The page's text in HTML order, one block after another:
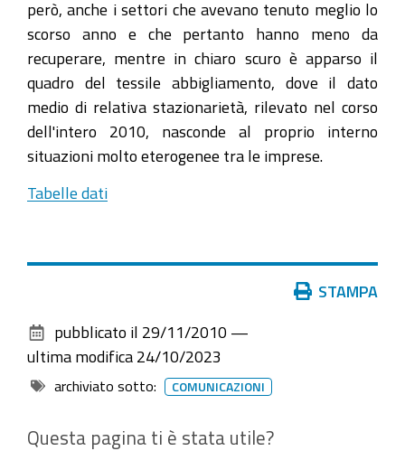
però, anche i settori che avevano tenuto meglio lo
scorso anno e che pertanto hanno meno da
recuperare, mentre in chiaro scuro è apparso il
quadro del tessile abbigliamento, dove il dato
medio di relativa stazionarietà, rilevato nel corso
dell'intero 2010, nasconde al proprio interno
situazioni molto eterogenee tra le imprese.
Tabelle dati
documento
STAMPA
pubblicato il 29/11/2010 —
ultima modifica 24/10/2023
archiviato sotto: COMUNICAZIONI
Questa pagina ti è stata utile?